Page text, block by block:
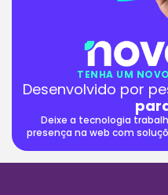
TENHA UM
Desenvolvido por
Deixe a tecnologia
presença na web com